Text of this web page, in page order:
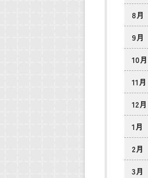
8月
9月
10月
11月
12月
1月
2月
3月